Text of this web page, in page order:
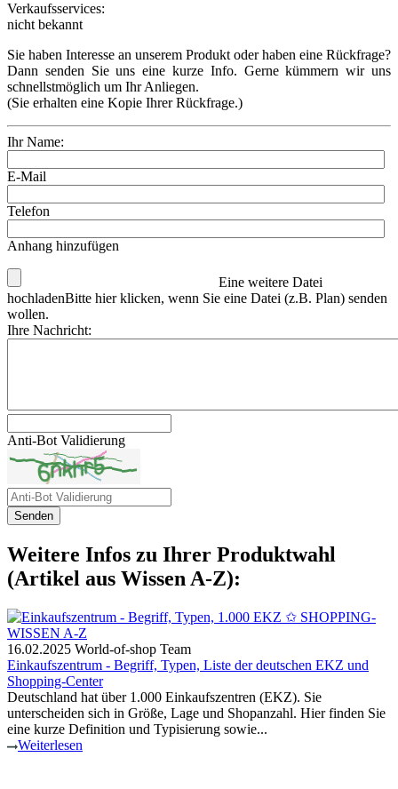
Verkaufsservices:
nicht bekannt
Sie haben Interesse an unserem Produkt oder haben eine Rückfrage?
Dann senden Sie uns eine kurze Info. Gerne kümmern wir uns
schnellstmöglich um Ihr Anliegen.
(Sie erhalten eine Kopie Ihrer Rückfrage.)
Ihr Name:
E-Mail
Telefon
Anhang hinzufügen
Eine weitere Datei
hochladenBitte hier klicken, wenn Sie eine Datei (z.B. Plan) senden
wollen.
Ihre Nachricht:
Anti-Bot Validierung
Senden
Weitere Infos zu Ihrer Produktwahl
(Artikel aus Wissen A-Z):
16.02.2025 World-of-shop Team
Einkaufszentrum - Begriff, Typen, Liste der deutschen EKZ und
Shopping-Center
Deutschland hat über 1.000 Einkaufszentren (EKZ). Sie
unterscheiden sich in Größe, Lage und Shopanzahl. Hier finden Sie
eine kurze Definition und Typisierung sowie...
Weiterlesen